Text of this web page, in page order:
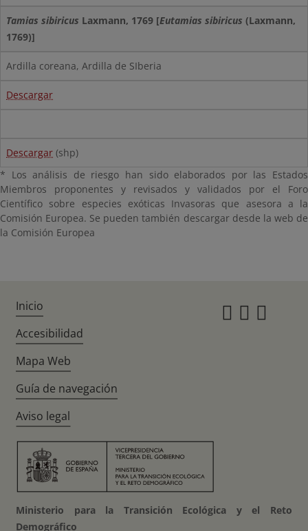
Tamias sibiricus Laxmann, 1769 [Eutamias sibiricus (Laxmann,
1769)]
Ardilla coreana, Ardilla de SIberia
Descargar
Descargar (shp)
* Los análisis de riesgo han sido elaborados por las Estados
Miembros proponentes y revisados y validados por el Foro
Científico sobre especies exóticas Invasoras que asesora a la
Comisión Europea. Se pueden también descargar desde la web de
la Comisión Europea
Inicio
Accesibilidad
Mapa Web
Guía de navegación
Aviso legal
Ministerio para la Transición Ecológica y el Reto
Demográfico